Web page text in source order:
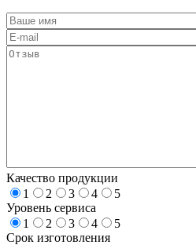
Качество продукции
1
2 3 4
5
Уровень сервиса
1
2 3 4
5
Срок изготовления